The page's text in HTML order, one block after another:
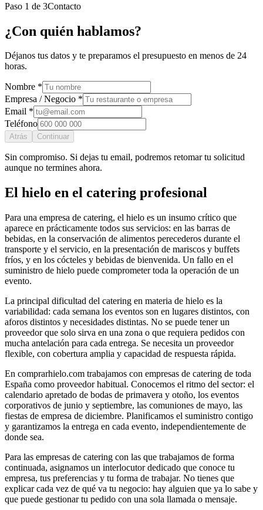
Paso 1 de 3Contacto
¿Con quién hablamos?
Déjanos tus datos y te preparamos el presupuesto en menos de 24
horas.
Nombre *
Empresa / Negocio *
Email *
Teléfono
Atrás Continuar
Sin compromiso. Si dejas tu email, podremos retomar tu solicitud
aunque no termines ahora.
El hielo en el catering profesional
Para una empresa de catering, el hielo es un insumo crítico que
aparece en prácticamente todos sus servicios: en las barras de
bebidas, en la conservación de alimentos perecederos durante el
transporte y el servicio, en la presentación de mariscos y buffets
fríos, y en los cócteles y bebidas de bienvenida. Un fallo en el
suministro de hielo puede comprometer toda la operación de un
evento.
La principal dificultad del catering en materia de hielo es la
variabilidad: cada semana los eventos son en lugares distintos, con
aforos distintos y necesidades distintas. No se puede tener un
proveedor que solo sirva en una zona o que requiera pedidos con
mucha antelación para cada entrega. Se necesita un proveedor
flexible, con cobertura amplia y capacidad de respuesta rápida.
En comprarhielo.com trabajamos con empresas de catering de toda
España como proveedor habitual. Conocemos el ritmo del sector: el
calendario apretado de bodas de primavera y otoño, los eventos
corporativos de junio y septiembre, las comuniones de mayo, las
fiestas de empresa de diciembre. Planificamos el suministro contigo
y garantizamos la entrega en cada evento, independientemente de
donde sea.
Para las empresas de catering con las que trabajamos de forma
continuada, asignamos un interlocutor dedicado que conoce tu
empresa, tus preferencias y tu forma de trabajar. No tienes que
explicar cada vez de qué va tu negocio: hay alguien que ya lo sabe y
que puede gestionar tu pedido con una sola llamada o mensaje.